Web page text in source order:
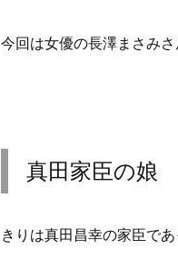
今回は女優の長澤まさみ
真田家臣の娘
きりは真田昌幸の家臣であ